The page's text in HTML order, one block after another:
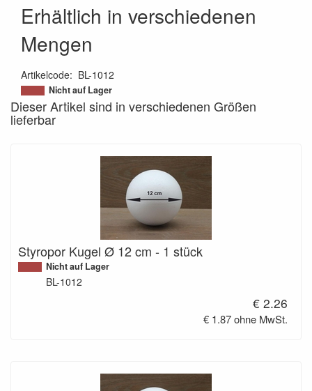
Erhältlich in verschiedenen
Mengen
Artikelcode: BL-1012
200000008094
Nicht auf Lager
Dieser Artikel sind in verschiedenen Größen
lieferbar
Styropor Kugel Ø 12 cm - 1 stück
Nicht auf Lager
BL-1012
€ 2.26
€ 1.87 ohne MwSt.